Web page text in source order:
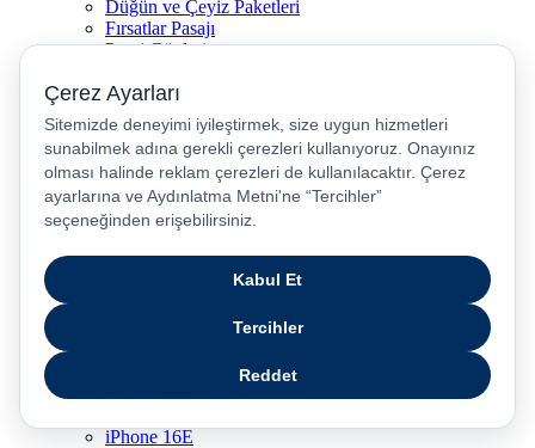
Düğün ve Çeyiz Paketleri
Fırsatlar Pasajı
Pasaj Günleri
Sevgililer Günü Hediyeleri
Vergisiz Telefonlar
Vergisiz Bilgisayarlar
Karne Hediyeleri
Kurban Bayramı Kampanyası
Resmi Tatil Günleri
Pasaj Ödeme Teklifleri
Taksitli Harikalar Diyarı
Popüler Ürünler
iPhone 16E